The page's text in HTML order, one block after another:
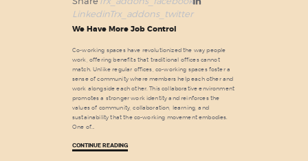
LinkedinTrx_addons_twitter
We Have More Job Control
Co-working spaces have revolutionized the way people
work, offering benefits that traditional offices cannot
match. Unlike regular offices, co-working spaces foster a
sense of community where members help each other and
work alongside each other. This collaborative environment
promotes a stronger work identity and reinforces the
values of community, collaboration, learning, and
sustainability that the co-working movement embodies.
One of…
CONTINUE READING